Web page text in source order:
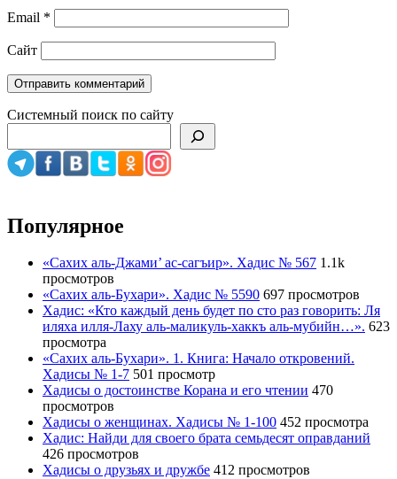
Email *
Сайт
Системный поиск по сайту
Популярное
«Сахих аль-Джами’ ас-сагъир». Хадис № 567 1.1k
просмотров
«Сахих аль-Бухари». Хадис № 5590 697 просмотров
Хадис: «Кто каждый день будет по сто раз говорить: Ля
иляха илля-Лаху аль-маликуль-хаккъ аль-мубийн…». 623
просмотра
«Сахих аль-Бухари». 1. Книга: Начало откровений.
Хадисы № 1-7 501 просмотр
Хадисы о достоинстве Корана и его чтении 470
просмотров
Хадисы о женщинах. Хадисы № 1-100 452 просмотра
Хадис: Найди для своего брата семьдесят оправданий
426 просмотров
Хадисы о друзьях и дружбе 412 просмотров